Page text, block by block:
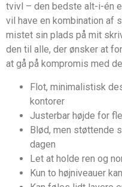
tvivl – den bedste alt-i-én
vil have en kombination af
mistet sin plads på mit
den til alle, der ønsker at
at gå på kompromis med
Flot, minimalistisk
kontorer
Justerbar højde for
Blød, men støttende
dagen
Let at holde ren og
Kun to højniveauer